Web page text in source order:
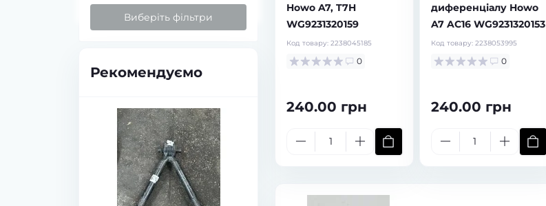
Виберіть фільтри
Рекомендуємо
в наявності в наявності
Howo A7, T7H
WG9231320159
Код товару: 2238045185
0
240.00 грн
диференціалу Howo
A7 AC16 WG9231320153
Код товару: 2238053995
0
240.00 грн